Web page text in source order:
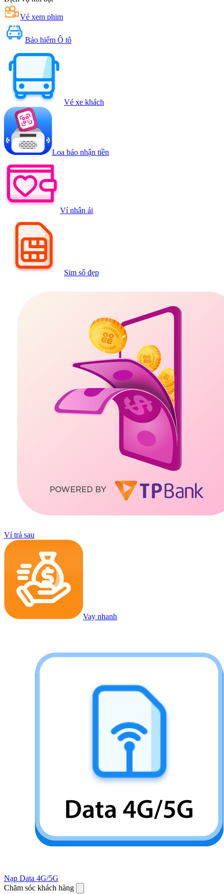
Vé xem phim
Bảo hiểm Ô tô
Vé xe khách
Loa báo nhận tiền
Ví nhân ái
Sim số đẹp
Ví trả sau
Vay nhanh
Nạp Data 4G/5G
Chăm sóc khách hàng